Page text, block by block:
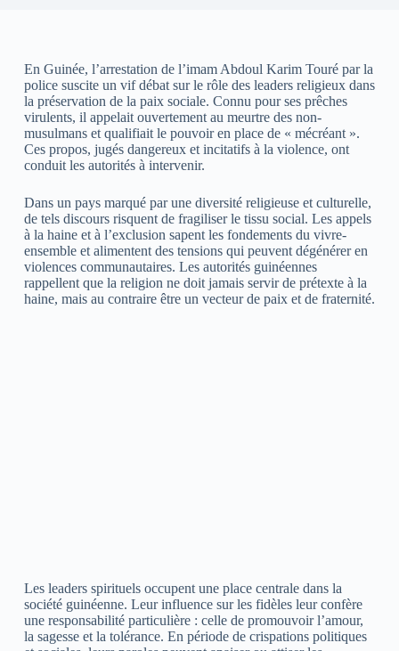
En Guinée, l’arrestation de l’imam Abdoul Karim Touré par la
police suscite un vif débat sur le rôle des leaders religieux dans
la préservation de la paix sociale. Connu pour ses prêches
virulents, il appelait ouvertement au meurtre des non-
musulmans et qualifiait le pouvoir en place de « mécréant ».
Ces propos, jugés dangereux et incitatifs à la violence, ont
conduit les autorités à intervenir.
Dans un pays marqué par une diversité religieuse et culturelle,
de tels discours risquent de fragiliser le tissu social. Les appels
à la haine et à l’exclusion sapent les fondements du vivre-
ensemble et alimentent des tensions qui peuvent dégénérer en
violences communautaires. Les autorités guinéennes
rappellent que la religion ne doit jamais servir de prétexte à la
haine, mais au contraire être un vecteur de paix et de fraternité.
Les leaders spirituels occupent une place centrale dans la
société guinéenne. Leur influence sur les fidèles leur confère
une responsabilité particulière : celle de promouvoir l’amour,
la sagesse et la tolérance. En période de crispations politiques